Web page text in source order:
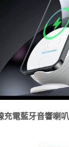
充電藍牙音響喇叭